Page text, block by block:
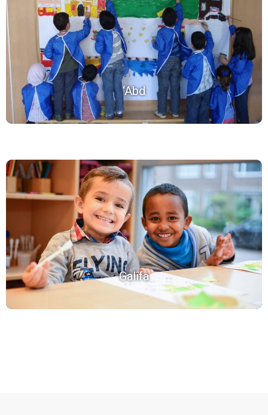
‘Abd
Wij vinden het belangrijk om de leerlingen te leren over
Allâh (de Schepper) en hen te leren hoe je een relatie
met Hem kunt hebben door gehoorzaam te zijn aan Zijn
Woord. Door de leerlingen te helpen hierbij stil te staan,
helpen wij hen te ‘worden wie ze zijn’.
Galîfa
Galîfa
Door kinderen al op jonge leeftijd op een positieve
manier te laten nadenken over hun identiteit, geven wij
hen een stevige basis mee. Dat helpt kinderen om in de
rest van hun leven - vanuit hun geloof - de wereld te
verkennen, anderen te ontmoeten en waarden te delen.
Het helpt de kinderen op te groeien tot (zelf)bewuste,
betrokken en sociale wereldburgers.